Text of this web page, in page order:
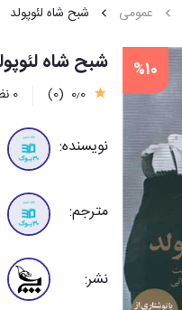
عمومی شبح شاه لئوپولد
%10 شبح شاه
0٫0 (0) 0 نظر
نویسنده:
مترجم:
نشر: